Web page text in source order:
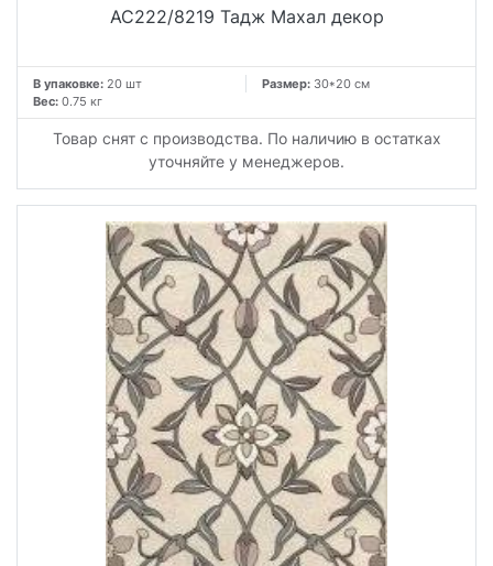
AC222/8219 Тадж Махал декор
В упаковке: 20 шт Размер: 30*20 см
Вес: 0.75 кг
Товар снят с производства. По наличию в остатках
уточняйте у менеджеров.